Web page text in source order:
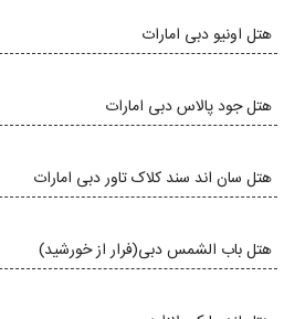
هتل اونیو دبی امارات
هتل جود پالاس دبی امارات
هتل سان اند سند کلاک تاور دبی امارات
هتل باب الشمس دبی(فرار از خورشید)